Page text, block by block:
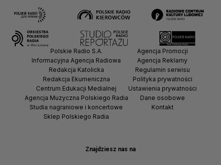
Znajdziesz nas na
Polskie Radio S.A.
Informacyjna Agencja Radiowa
Redakcja Katolicka
Redakcja Ekumeniczna
Centrum Edukacji Medialnej
Agencja Muzyczna Polskiego Radia
Studia nagraniowe i koncertowe
Sklep Polskiego Radia
Agencja Promocji
Agencja Reklamy
Regulamin serwisu
Polityka prywatności
Ustawienia prywatności
Dane osobowe
Kontakt